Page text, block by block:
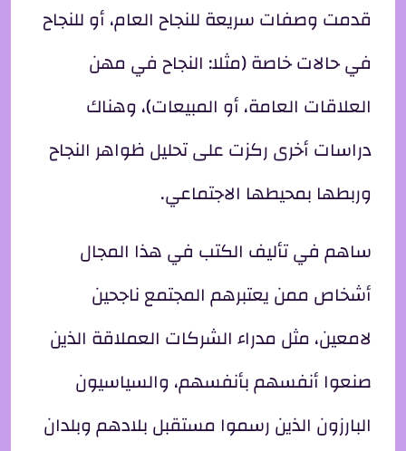
قدمت وصفات سريعة للنجاح العام، أو للنجاح
في حالات خاصة (مثلا: النجاح في مهن
العلاقات العامة، أو المبيعات)، وهناك
دراسات أخرى ركزت على تحليل ظواهر النجاح
وربطها بمحيطها الاجتماعي.
ساهم في تأليف الكتب في هذا المجال
أشخاص ممن يعتبرهم المجتمع ناجحين
لامعين، مثل مدراء الشركات العملاقة الذين
صنعوا أنفسهم بأنفسهم، والسياسيون
البارزون الذين رسموا مستقبل بلادهم وبلدان